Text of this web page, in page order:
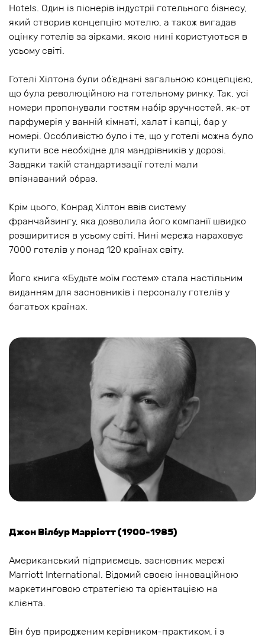
Hotels. Один із піонерів індустрії готельного бізнесу,
який створив концепцію мотелю, а також вигадав
оцінку готелів за зірками, якою нині користуються в
усьому світі.
Готелі Хілтона були об’єднані загальною концепцією,
що була революційною на готельному ринку. Так, усі
номери пропонували гостям набір зручностей, як-от
парфумерія у ванній кімнаті, халат і капці, бар у
номері. Особливістю було і те, що у готелі можна було
купити все необхідне для мандрівників у дорозі.
Завдяки такій стандартизації готелі мали
впізнаваний образ.
Крім цього, Конрад Хілтон ввів систему
франчайзингу, яка дозволила його компанії швидко
розширитися в усьому світі. Нині мережа нараховує
7000 готелів у понад 120 країнах світу.
Його книга «Будьте моїм гостем» стала настільним
виданням для засновників і персоналу готелів у
багатьох країнах.
Джон Вілбур Марріотт (1900-1985)
Американський підприємець, засновник мережі
Marriott International. Відомий своєю інноваційною
маркетинговою стратегією та орієнтацією на
клієнта.
Він був природженим керівником-практиком, і з